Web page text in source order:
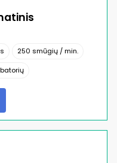
250 smūgių / min.